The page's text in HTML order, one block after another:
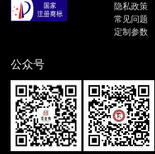
隐私政策
常见问题
定制参数
公众号